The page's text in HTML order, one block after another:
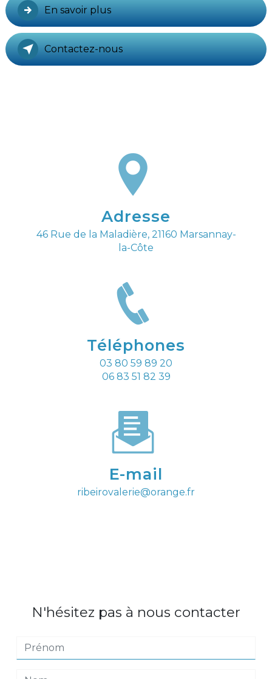
En savoir plus
Contactez-nous
Adresse
46 Rue de la Maladière, 21160 Marsannay-
la-Côte
Téléphones
03 80 59 89 20
06 83 51 82 39
E-mail
ribeirovalerie@orange.fr
N'hésitez pas à nous contacter